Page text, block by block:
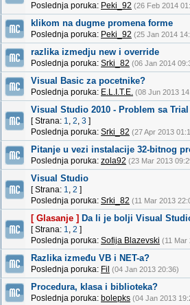
Poslednja poruka: Peki_92 (26 Feb 2014
klikom na dugme promena forme
Poslednja poruka: Peki_92 (25 Jan 2014
razlika izmedju new i override
Poslednja poruka: Srki_82 (06 Jan 2014
Visual Basic za pocetnike?
Poslednja poruka: E.L.I.T.E. (08 Jun 2013
Visual Studio 2010 - Problem sa
[ Strana: 1, 2, 3 ]
Poslednja poruka: Srki_82 (27 Apr 2013
Pitanje u vezi instalacije 32-bitnog
Poslednja poruka: zola92 (23 Mar 2013
Visual Studio
[ Strana: 1, 2 ]
Poslednja poruka: Srki_82 (11 Mar 2013
[ Glasanje ] Da li je bolji Visual
[ Strana: 1, 2 ]
Poslednja poruka: Sofija Blazevski (11 Mar
Razlika između VB i NET-a?
Poslednja poruka: Fil (04 Jan 2013 20:36)
Procedura, klasa i biblioteka?
Poslednja poruka: bolepks (04 Jan 2013